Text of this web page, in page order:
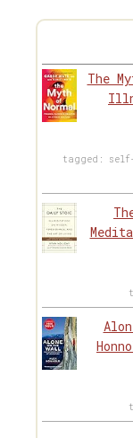
The
tagged: